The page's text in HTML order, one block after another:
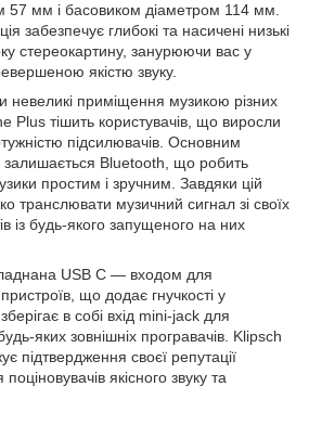
57 мм і басовиком діаметром 114 мм.
забезпечує глибокі та насичені низькі
стереокартину, занурюючи вас у
якістю звуку.
невеликі приміщення музикою різних
Plus тішить користувачів, що виросли
підсилювачів. Основним
Bluetooth, що робить
простим і зручним. Завдяки цій
транслювати музичний сигнал зі своїх
із будь-якого запущеного на них
USB C — входом для
що додає гнучкості у
в собі вхід mini-jack для
яких зовнішніх програвачів. Klipsch
підтвердження своєї репутації
якісного звуку та